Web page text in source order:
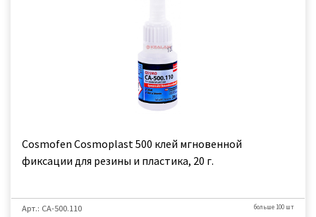
Cosmofen Cosmoplast 500 клей мгновенной
фиксации для резины и пластика, 20 г.
Арт.: CA-500.110 больше 100 шт